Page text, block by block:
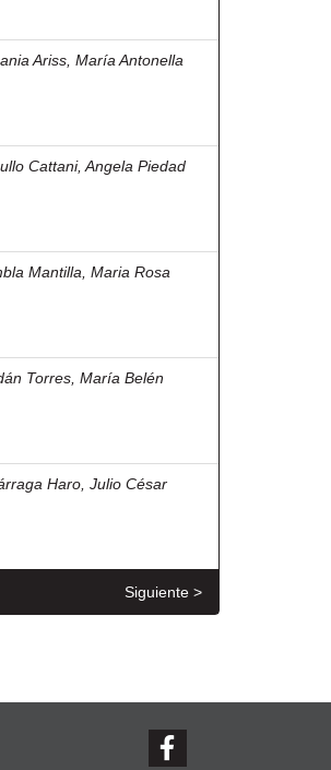
Ariss, María Antonella
Cattani, Angela Piedad
Mantilla, Maria Rosa
Torres, María Belén
Haro, Julio César
Siguiente >